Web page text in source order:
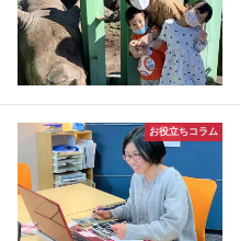
お役立ちコラム